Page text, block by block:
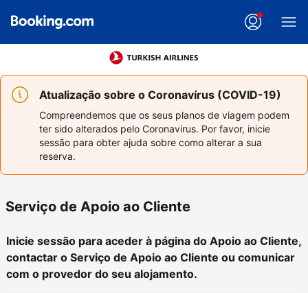
Atualização sobre o Coronavírus (COVID-19)
Compreendemos que os seus planos de viagem podem
ter sido alterados pelo Coronavirus. Por favor, inicie
sessão para obter ajuda sobre como alterar a sua
reserva.
Serviço de Apoio ao Cliente
Inicie sessão para aceder à página do Apoio ao Cliente,
contactar o Serviço de Apoio ao Cliente ou comunicar
com o provedor do seu alojamento.